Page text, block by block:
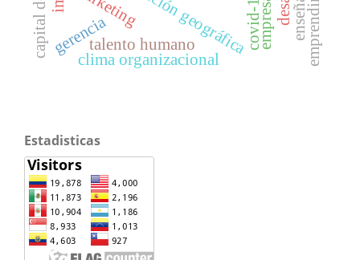
covid-19
talento humano
gerencia empresas
clima organizacional
Estadisticas